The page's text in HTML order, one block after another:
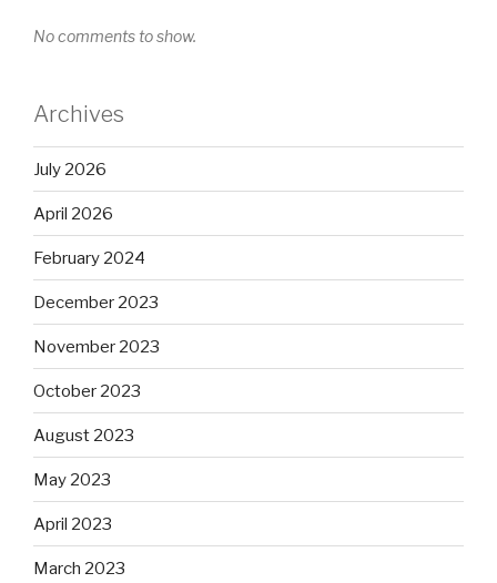
No comments to show.
Archives
July 2026
April 2026
February 2024
December 2023
November 2023
October 2023
August 2023
May 2023
April 2023
March 2023